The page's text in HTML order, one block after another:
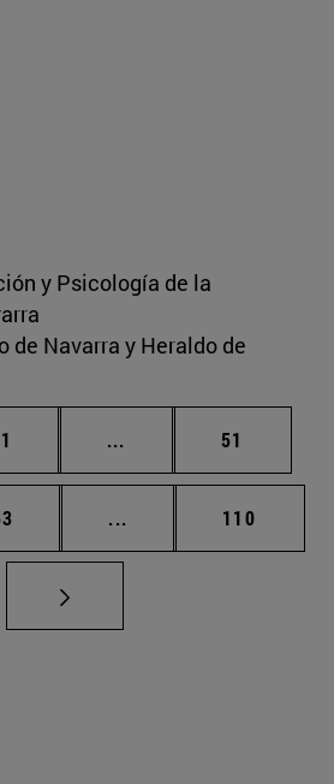
y Psicología de la
de Navarra y Heraldo de
Página
1 ... Páginas intermedias
Página
51
... Páginas intermedias
Página
110